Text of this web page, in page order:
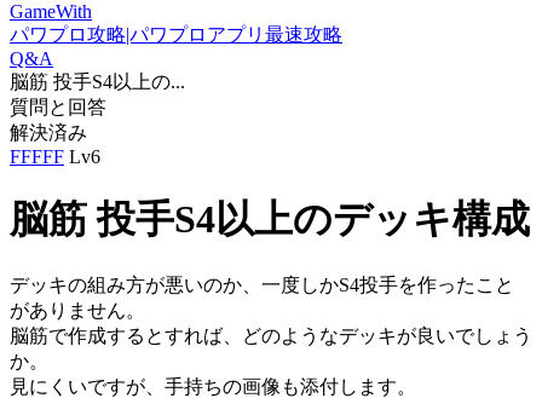
GameWith
パワプロ攻略|パワプロアプリ最速攻略
Q&A
脳筋 投手S4以上の...
質問と回答
解決済み
FFFFF Lv6
脳筋 投手S4以上のデッキ構成
デッキの組み方が悪いのか、一度しかS4投手を作ったこと
がありません。
脳筋で作成するとすれば、どのようなデッキが良いでしょう
か。
見にくいですが、手持ちの画像も添付します。